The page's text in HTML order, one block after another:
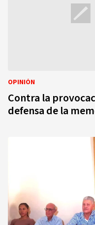
OPINIÓN
Contra la
defensa de la